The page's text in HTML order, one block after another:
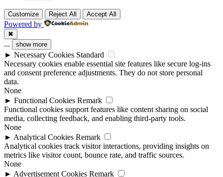
Customize Reject All Accept All
Powered by
✖
... show more
► Necessary Cookies Standard
Necessary cookies enable essential site features like secure log-ins
and consent preference adjustments. They do not store personal
data.
None
► Functional Cookies Remark
Functional cookies support features like content sharing on social
media, collecting feedback, and enabling third-party tools.
None
► Analytical Cookies Remark
Analytical cookies track visitor interactions, providing insights on
metrics like visitor count, bounce rate, and traffic sources.
None
► Advertisement Cookies Remark